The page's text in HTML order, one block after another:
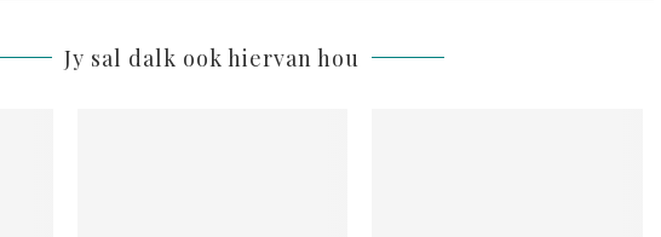
Jy sal dalk ook hiervan hou